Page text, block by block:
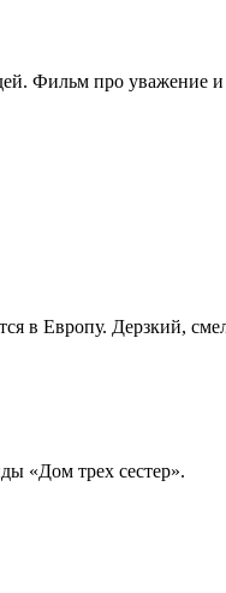
Фильм про уважение и
в Европу. Дерзкий,
«Дом трех сестер».